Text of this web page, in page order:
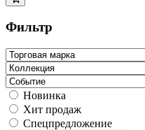
Фильтр
Новинка
Хит продаж
Спецпредложение